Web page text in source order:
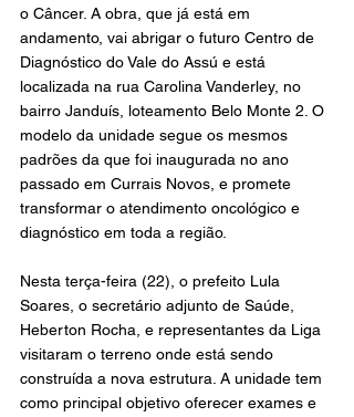
o Câncer. A obra, que já está em
andamento, vai abrigar o futuro Centro de
Diagnóstico do Vale do Assú e está
localizada na rua Carolina Vanderley, no
bairro Janduís, loteamento Belo Monte 2. O
modelo da unidade segue os mesmos
padrões da que foi inaugurada no ano
passado em Currais Novos, e promete
transformar o atendimento oncológico e
diagnóstico em toda a região.
Nesta terça-feira (22), o prefeito Lula
Soares, o secretário adjunto de Saúde,
Heberton Rocha, e representantes da Liga
visitaram o terreno onde está sendo
construída a nova estrutura. A unidade tem
como principal objetivo oferecer exames e